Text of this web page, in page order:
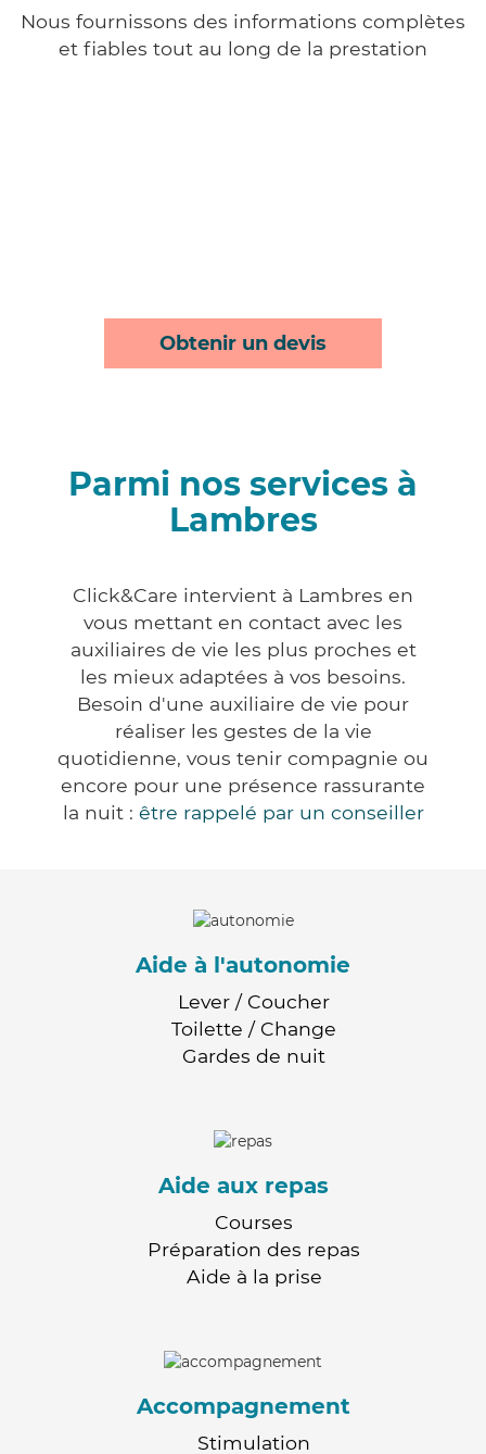
Nous fournissons des informations complètes
et fiables tout au long de la prestation
Obtenir un devis
Parmi nos services à
Lambres
Click&Care intervient à Lambres en
vous mettant en contact avec les
auxiliaires de vie les plus proches et
les mieux adaptées à vos besoins.
Besoin d'une auxiliaire de vie pour
réaliser les gestes de la vie
quotidienne, vous tenir compagnie ou
encore pour une présence rassurante
la nuit : être rappelé par un conseiller
Aide à l'autonomie
Lever / Coucher
Toilette / Change
Gardes de nuit
Aide aux repas
Courses
Préparation des repas
Aide à la prise
Accompagnement
Stimulation